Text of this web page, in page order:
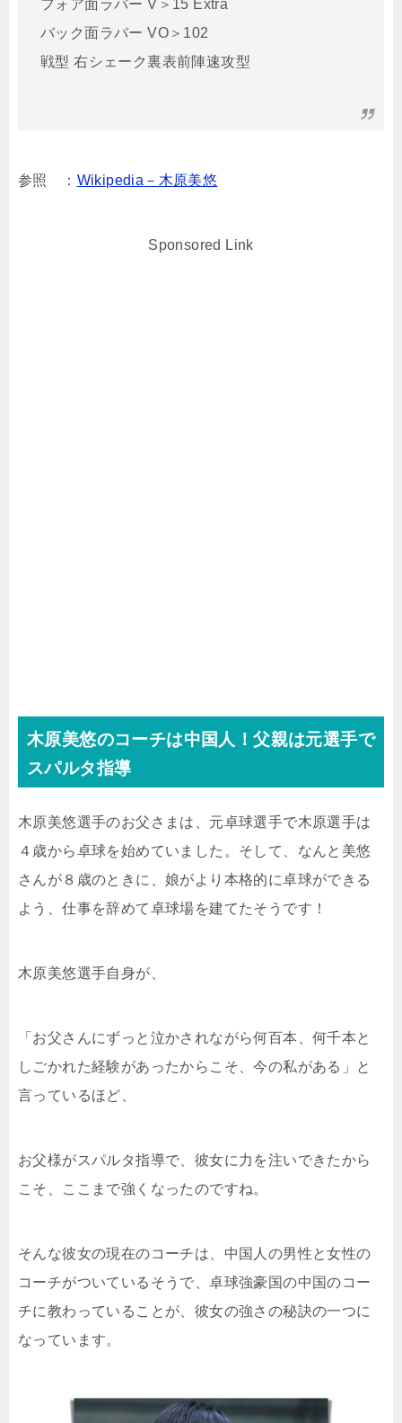
フォア面ラバー V＞15 Extra
バック面ラバー VO＞102
戦型 右シェーク裏表前陣速攻型
参照 ： Wikipedia －木原美悠
Sponsored Link
木原美悠のコーチは中国人！父親は元選手で
スパルタ指導
木原美悠選手のお父さまは、元卓球選手で木原選手は
４歳から卓球を始めていました。そして、なんと美悠
さんが８歳のときに、娘がより本格的に卓球ができる
よう、仕事を辞めて卓球場を建てたそうです！
木原美悠選手自身が、
「お父さんにずっと泣かされながら何百本、何千本と
しごかれた経験があったからこそ、今の私がある」と
言っているほど、
お父様がスパルタ指導で、彼女に力を注いできたから
こそ、ここまで強くなったのですね。
そんな彼女の現在のコーチは、中国人の男性と女性の
コーチがついているそうで、卓球強豪国の中国のコー
チに教わっていることが、彼女の強さの秘訣の一つに
なっています。